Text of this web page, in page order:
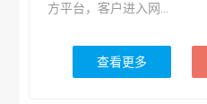
方平台，客户进入网...
查看更多